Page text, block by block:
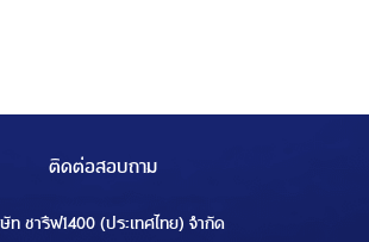
ติดต่อสอบถาม
ท ชารีฟ1400 (ประเทศไทย) จำกัด